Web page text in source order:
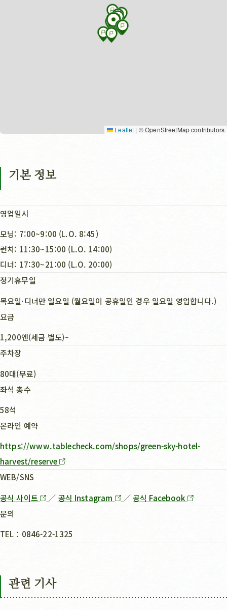
Leaflet | © OpenStreetMap contributors
기본 정보
영업일시
모닝: 7:00~9:00 (L.O. 8:45)
런치: 11:30~15:00 (L.O. 14:00)
디너: 17:30~21:00 (L.O. 20:00)
정기휴무일
목요일·디너만 일요일 (월요일이 공휴일인 경우 일요일 영업합니다.)
요금
1,200엔(세금 별도)~
주차장
80대(무료)
좌석 총수
58석
온라인 예약
https://www.tablecheck.com/shops/green-sky-hotel-
harvest/reserve
WEB/SNS
공식 사이트
／ 공식 Instagram ／공식 Facebook
문의
TEL：0846-22-1325
관련 기사